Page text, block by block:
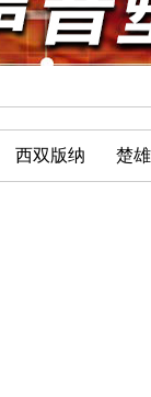
西双版纳 楚雄